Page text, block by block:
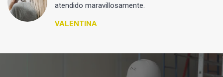
atendido maravillosamente.
VALENTINA